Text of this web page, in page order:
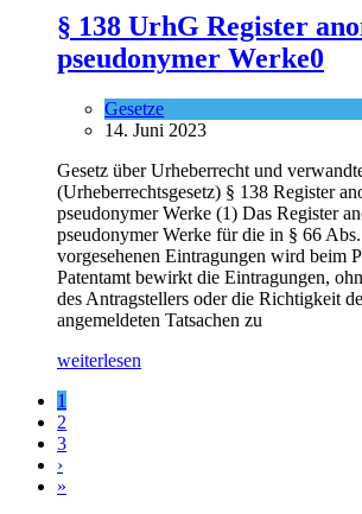
§ 138 UrhG Register
pseudonymer Werke0
Gesetze
14. Juni 2023
Gesetz über Urheberrecht und
(Urheberrechtsgesetz) § 138 Register
pseudonymer Werke (1) Das Register
pseudonymer Werke für die in § 66
vorgesehenen Eintragungen wird beim
Patentamt bewirkt die Eintragungen,
des Antragstellers oder die Richtigkeit
angemeldeten Tatsachen zu
weiterlesen
1
2
3
›
»